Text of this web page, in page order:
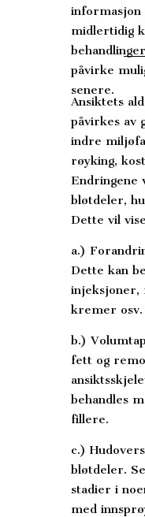
midlertidig
påvirke
senere.
Ansiktets
påvirkes av
indre
røyking,
Endringene
bløtdeler,
Dette vil
a.)
Dette kan
injeksjoner,
kremer osv.
b.)
fett og
behandles
fillere.
c.)
bløtdeler.
stadier i
med